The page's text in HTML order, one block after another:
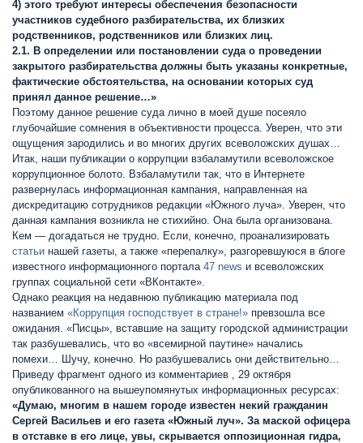
4) этого требуют интересы обеспечения безопасности
участников судебного разбирательства, их близких
родственников, родственников или близких лиц.
2.1. В определении или постановлении суда о проведении
закрытого разбирательства должны быть указаны конкретные,
фактические обстоятельства, на основании которых суд
принял данное решение…»
Поэтому данное решение суда лично в моей душе посеяло
глубочайшие сомнения в объективности процесса. Уверен, что эти
ощущения зародились и во многих других всеволожских душах…
Итак, наши публикации о коррупции взбаламутили всеволожское
коррупционное болото. Взбаламутили так, что в Интернете
развернулась информационная кампания, направленная на
дискредитацию сотрудников редакции «Южного луча». Уверен, что
данная кампания возникла не стихийно. Она была организована.
Кем — догадаться не трудно. Если, конечно, проанализировать
статьи нашей газеты, а также «перепалку», разгоревшуюся в блоге
известного информационного портала 47 news и всеволожских
группах социальной сети «ВКонтакте».
Однако реакция на недавнюю публикацию материала под
названием «Коррупция господствует в стране!» превзошла все
ожидания. «Писцы», вставшие на защиту городской администрации
так разбушевались, что во «всемирной паутине» начались
помехи… Шучу, конечно. Но разбушевались они действительно…
Приведу фрагмент одного из комментариев , 29 октября
опубликованного на вышеупомянутых информационных ресурсах:
«Думаю, многим в нашем городе известен некий гражданин
Сергей Васильев и его газета «Южный луч». За маской офицера
в отставке в его лице, увы, скрывается оппозиционная гидра,